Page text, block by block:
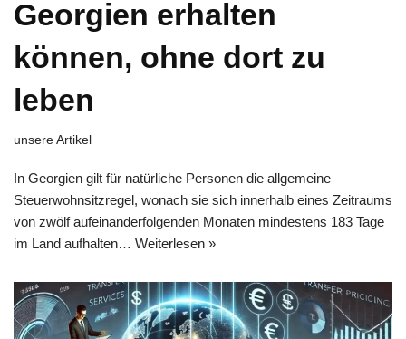
Georgien erhalten
können, ohne dort zu
leben
unsere Artikel
In Georgien gilt für natürliche Personen die allgemeine
Steuerwohnsitzregel, wonach sie sich innerhalb eines Zeitraums
von zwölf aufeinanderfolgenden Monaten mindestens 183 Tage
im Land aufhalten… Weiterlesen »